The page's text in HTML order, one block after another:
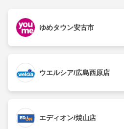
ゆめタウン安古市
ウエルシア/広島西原店
エディオン/焼山店